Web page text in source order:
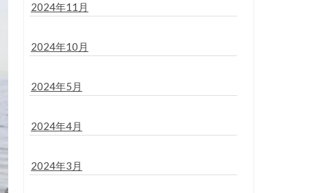
2024年11月
2024年10月
2024年5月
2024年4月
2024年3月